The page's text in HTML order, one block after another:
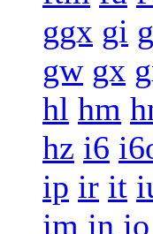
ggx gi
gw gx
hl hm
hz i6
ip ir it
jm jn jo